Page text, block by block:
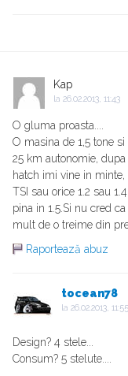
Kap
la 26.02.2013, 11:43
O gluma proasta....
O masina de 1,5 tone
25 km autonomie,
hatch imi vine in minte,
TSI sau orice 1.2 sau
pina in 1.5.Si nu cred
mult de o treime din
Raportează abuz
tocean78
la 26.02.2013, 11:55
Design? 4 stele...
Consum? 5 stelute....